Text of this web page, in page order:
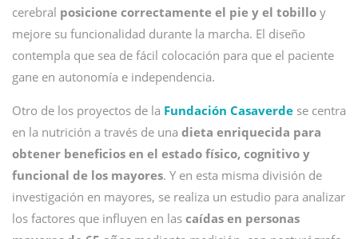
cerebral posicione correctamente el pie y el tobillo y
mejore su funcionalidad durante la marcha. El diseño
contempla que sea de fácil colocación para que el paciente
gane en autonomía e independencia.
Otro de los proyectos de la Fundación Casaverde se centra
en la nutrición a través de una dieta enriquecida para
obtener beneficios en el estado físico, cognitivo y
funcional de los mayores. Y en esta misma división de
investigación en mayores, se realiza un estudio para analizar
los factores que influyen en las caídas en personas